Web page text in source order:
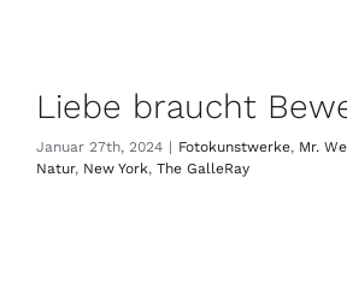
Liebe braucht
Januar 27th, 2024 | Fotokunstwerke, Mr.
Natur, New York, The GalleRay